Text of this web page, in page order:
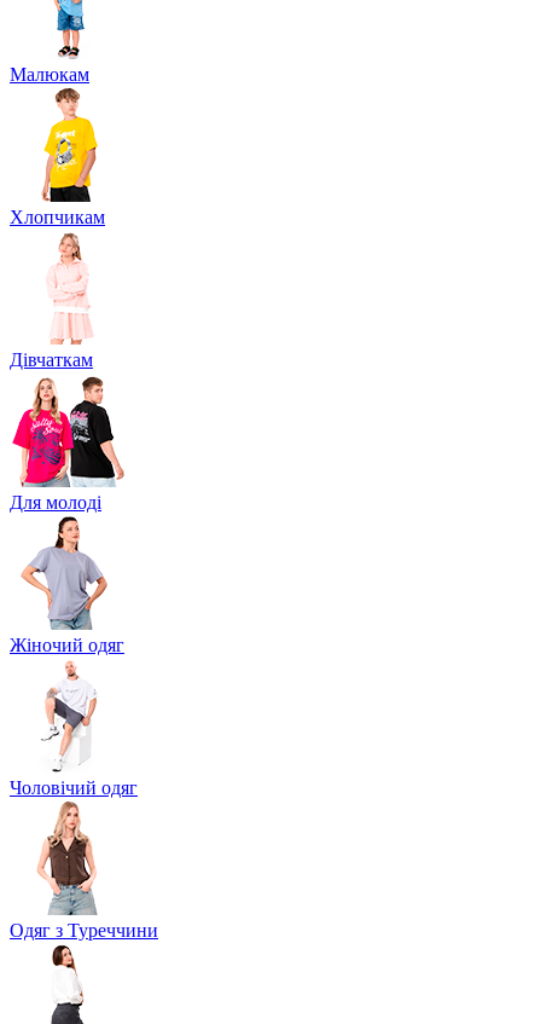
Малюкам
Хлопчикам
Дівчаткам
Для молоді
Жіночий одяг
Чоловічий одяг
Одяг з Туреччини